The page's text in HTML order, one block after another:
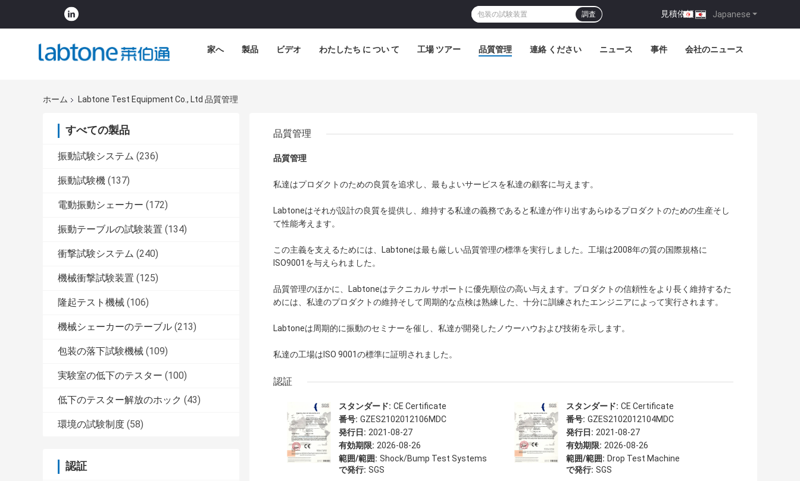
Japanese
見積依頼 |
調査
家へ 製品 ビデオ わたしたち に つい て 工場 ツアー 品質管理 連絡 ください ニュース 事件 会社のニュース
ホーム Labtone Test Equipment Co., Ltd 品質管理
すべての製品
振動試験システム (236)
振動試験機 (137)
電動振動シェーカー (172)
振動テーブルの試験装置 (134)
衝撃試験システム (240)
機械衝撃試験装置 (125)
隆起テスト機械 (106)
機械シェーカーのテーブル (213)
包装の落下試験機械 (109)
実験室の低下のテスター (100)
低下のテスター解放のホック (43)
環境の試験制度 (58)
認証
品質管理
品質管理
私達はプロダクトのための良質を追求し、最もよいサービスを私達の顧客に与えます。
Labtoneはそれが設計の良質を提供し、維持する私達の義務であると私達が作り出すあらゆるプロダクトのための生産そし
て性能考えます。
この主義を支えるためには、Labtoneは最も厳しい品質管理の標準を実行しました。工場は2008年の質の国際規格に
ISO9001を与えられました。
品質管理のほかに、Labtoneはテクニカル サポートに優先順位の高い与えます。プロダクトの信頼性をより長く維持するた
めには、私達のプロダクトの維持そして周期的な点検は熟練した、十分に訓練されたエンジニアによって実行されます。
Labtoneは周期的に振動のセミナーを催し、私達が開発したノウーハウおよび技術を示します。
私達の工場はISO 9001の標準に証明されました。
認証
スタンダード: CE Certificate
番号: GZES2102012106MDC
発行日: 2021-08-27
有効期限: 2026-08-26
範囲/範囲: Shock/Bump Test Systems
で発行: SGS
スタンダード: CE Certificate
番号: GZES2102012104MDC
発行日: 2021-08-27
有効期限: 2026-08-26
範囲/範囲: Drop Test Machine
で発行: SGS